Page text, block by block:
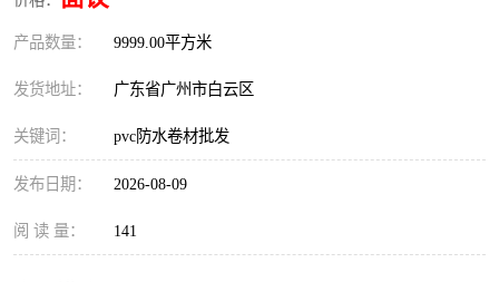
产品数量： 9999.00平方米
发货地址： 广东省广州市白云区
关键词： pvc防水卷材批发
发布日期： 2026-08-09
阅 读 量： 141